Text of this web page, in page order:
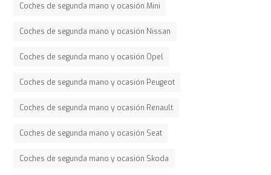
Coches de segunda mano y ocasión Mini
Coches de segunda mano y ocasión Nissan
Coches de segunda mano y ocasión Opel
Coches de segunda mano y ocasión Peugeot
Coches de segunda mano y ocasión Renault
Coches de segunda mano y ocasión Seat
Coches de segunda mano y ocasión Skoda